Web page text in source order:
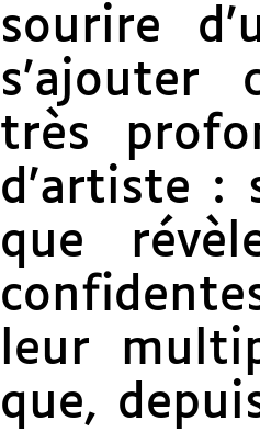
sourire
s’ajouter
très
d’artiste :
que
leur
que,